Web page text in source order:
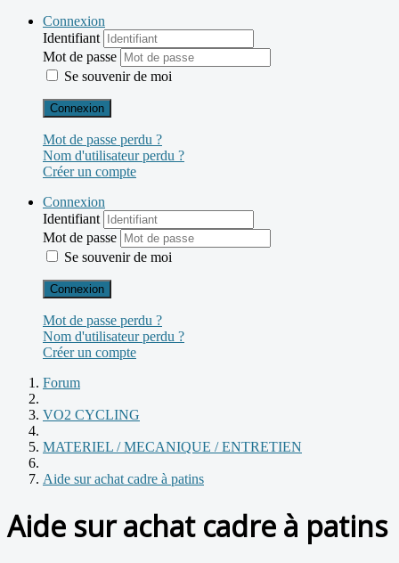
Connexion
Identifiant
Mot de passe
Se souvenir de moi
Connexion
Mot de passe perdu ?
Nom d'utilisateur perdu ?
Créer un compte
Connexion
Identifiant
Mot de passe
Se souvenir de moi
Connexion
Mot de passe perdu ?
Nom d'utilisateur perdu ?
Créer un compte
Forum
VO2 CYCLING
MATERIEL / MECANIQUE / ENTRETIEN
Aide sur achat cadre à patins
Aide sur achat cadre à patins